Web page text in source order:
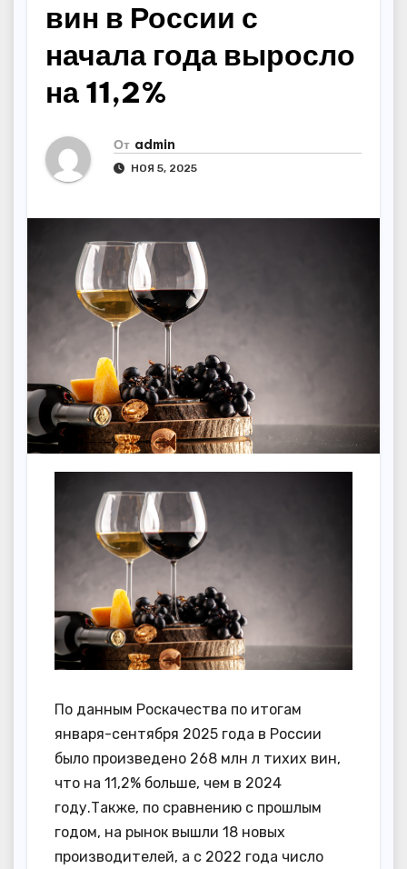
вин в России с
начала года выросло
на 11,2%
От admin
НОЯ 5, 2025
По данным Роскачества по итогам
января-сентября 2025 года в России
было произведено 268 млн л тихих вин,
что на 11,2% больше, чем в 2024
году.Также, по сравнению с прошлым
годом, на рынок вышли 18 новых
производителей, а с 2022 года число